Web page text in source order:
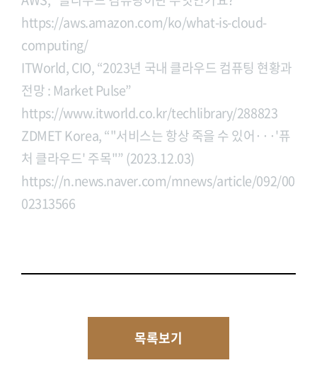
https://aws.amazon.com/ko/what-is-cloud-
computing/
ITWorld, CIO, “2023년 국내 클라우드 컴퓨팅 현황과
전망 : Market Pulse”
https://www.itworld.co.kr/techlibrary/288823
ZDMET Korea, “"서비스는 항상 죽을 수 있어···'퓨
처 클라우드' 주목"” (2023.12.03)
https://n.news.naver.com/mnews/article/092/00
02313566
목록보기